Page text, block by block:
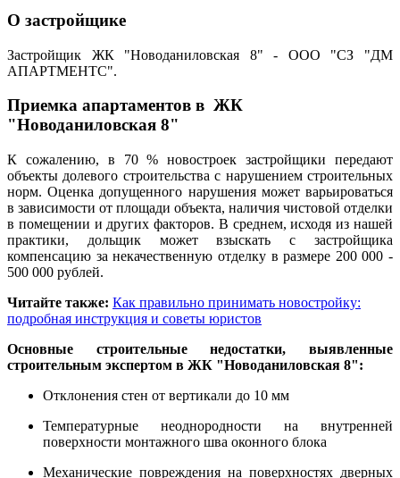
О застройщике
Застройщик ЖК "Новоданиловская 8" - ООО "СЗ "ДМ
АПАРТМЕНТС".
Приемка апартаментов в ЖК
"Новоданиловская 8"
К сожалению, в 70 % новостроек застройщики передают
объекты долевого строительства с нарушением строительных
норм. Оценка допущенного нарушения может варьироваться
в зависимости от площади объекта, наличия чистовой отделки
в помещении и других факторов. В среднем, исходя из нашей
практики, дольщик может взыскать с застройщика
компенсацию за некачественную отделку в размере 200 000 -
500 000 рублей.
Читайте также: Как правильно принимать новостройку:
подробная инструкция и советы юристов
Основные строительные недостатки, выявленные
строительным экспертом в ЖК "Новоданиловская 8":
Отклонения стен от вертикали до 10 мм
Температурные неоднородности на внутренней
поверхности монтажного шва оконного блока
Механические повреждения на поверхностях дверных